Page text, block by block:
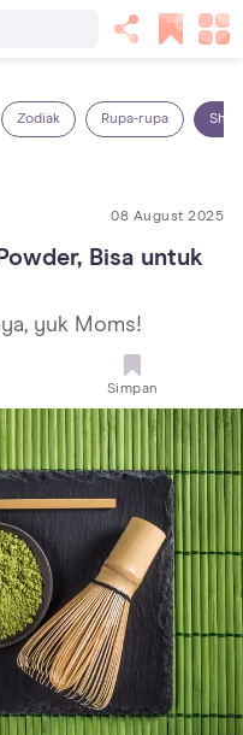
Zodiak Rupa-rupa
08 August 2025
Bisa untuk
yuk Moms!
Simpan